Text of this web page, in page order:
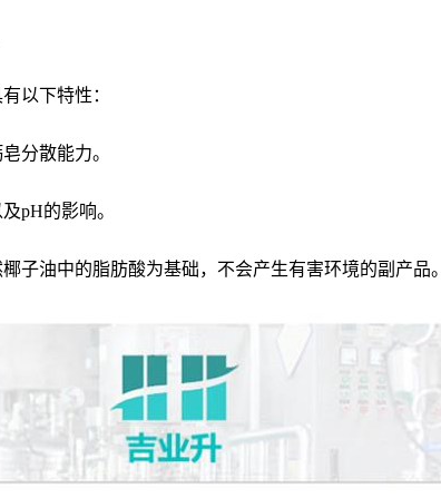
以下特性：
分散能力。
pH的影响。
子油中的脂肪酸为基础，不会产生有害环境的副产品。